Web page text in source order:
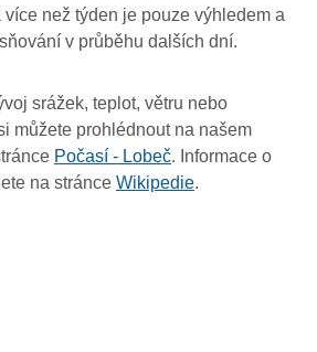
než týden je pouze výhledem a
v průběhu dalších dní.
srážek, teplot, větru nebo
můžete prohlédnout na našem
Počasí - Lobeč. Informace o
na stránce Wikipedie.